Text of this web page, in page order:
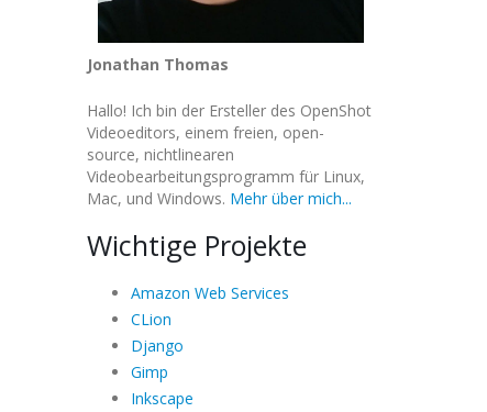
Jonathan Thomas
Hallo! Ich bin der Ersteller des OpenShot
Videoeditors, einem freien, open-
source, nichtlinearen
Videobearbeitungsprogramm für Linux,
Mac, und Windows. Mehr über mich...
Wichtige Projekte
Amazon Web Services
CLion
Django
Gimp
Inkscape